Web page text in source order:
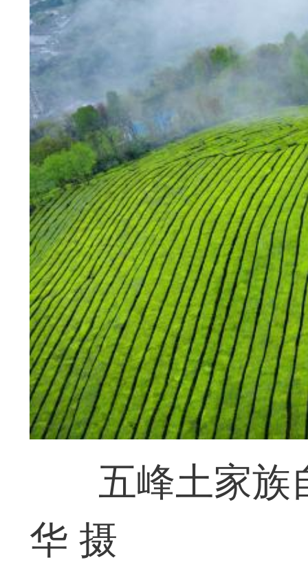
五峰土家族
华 摄